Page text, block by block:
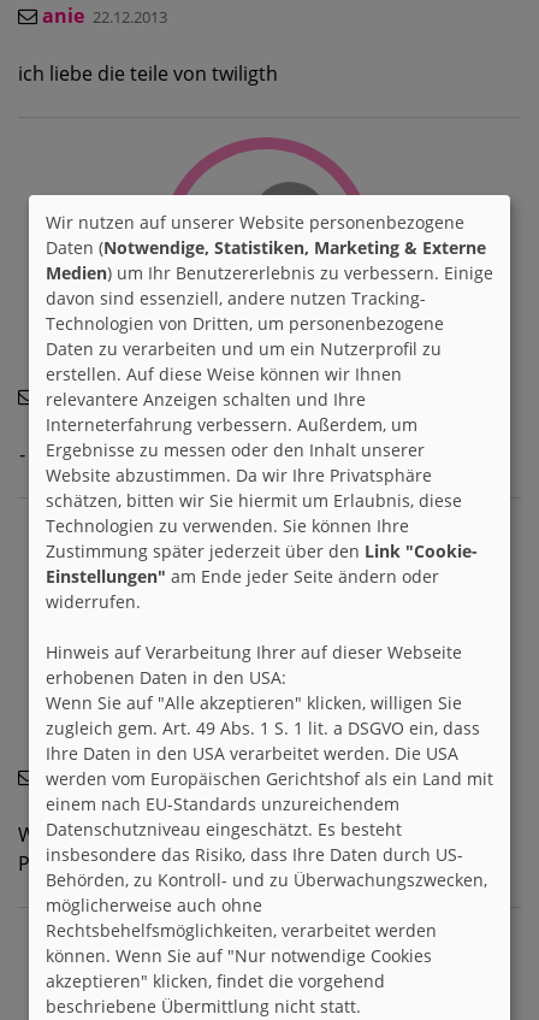
anie 22.12.2013
ich liebe die teile von twiligth
Baerchen 06.09.2013
- kein Kommentar vorhanden -
giselona 12.08.2013
Was soll man schon groß dazu sagen??? Ein
PERFEKTER FILM!
Wir nutzen auf unserer Website personenbezogene
Daten (Notwendige, Statistiken, Marketing & Externe
Medien) um Ihr Benutzererlebnis zu verbessern. Einige
davon sind essenziell, andere nutzen Tracking-
Technologien von Dritten, um personenbezogene
Daten zu verarbeiten und um ein Nutzerprofil zu
erstellen. Auf diese Weise können wir Ihnen
relevantere Anzeigen schalten und Ihre
Interneterfahrung verbessern. Außerdem, um
Ergebnisse zu messen oder den Inhalt unserer
Website abzustimmen. Da wir Ihre Privatsphäre
schätzen, bitten wir Sie hiermit um Erlaubnis, diese
Technologien zu verwenden. Sie können Ihre
Zustimmung später jederzeit über den Link "Cookie-
Einstellungen" am Ende jeder Seite ändern oder
widerrufen.
Hinweis auf Verarbeitung Ihrer auf dieser Webseite
erhobenen Daten in den USA:
Wenn Sie auf "Alle akzeptieren" klicken, willigen Sie
zugleich gem. Art. 49 Abs. 1 S. 1 lit. a DSGVO ein, dass
Ihre Daten in den USA verarbeitet werden. Die USA
werden vom Europäischen Gerichtshof als ein Land mit
einem nach EU-Standards unzureichendem
Datenschutzniveau eingeschätzt. Es besteht
insbesondere das Risiko, dass Ihre Daten durch US-
Behörden, zu Kontroll- und zu Überwachungszwecken,
möglicherweise auch ohne
Rechtsbehelfsmöglichkeiten, verarbeitet werden
können. Wenn Sie auf "Nur notwendige Cookies
akzeptieren" klicken, findet die vorgehend
beschriebene Übermittlung nicht statt.